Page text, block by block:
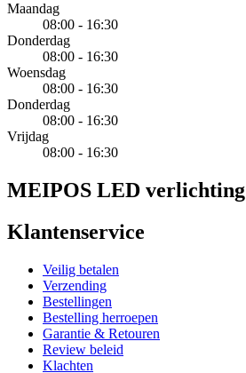
Maandag
08:00 - 16:30
Donderdag
08:00 - 16:30
Woensdag
08:00 - 16:30
Donderdag
08:00 - 16:30
Vrijdag
08:00 - 16:30
MEIPOS LED verlichting
Klantenservice
Veilig betalen
Verzending
Bestellingen
Bestelling herroepen
Garantie & Retouren
Review beleid
Klachten